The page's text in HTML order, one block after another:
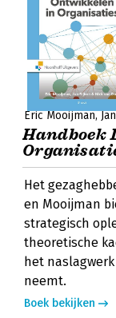
Eric Mooijman
Handboek
Het
en Mooijman
strategisch
theoretische
het
neemt.
Boek bekijken